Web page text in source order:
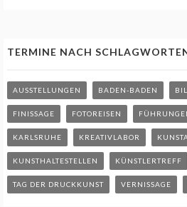
TERMINE NACH
AUSSTELLUNGEN BADEN-BADEN
FINISSAGE FOTOREISEN
KARLSRUHE KREATIVLABOR
KUNSTHALTESTELLEN KÜNSTLERTREFF
TAG DER DRUCKKUNST VERNISSAGE